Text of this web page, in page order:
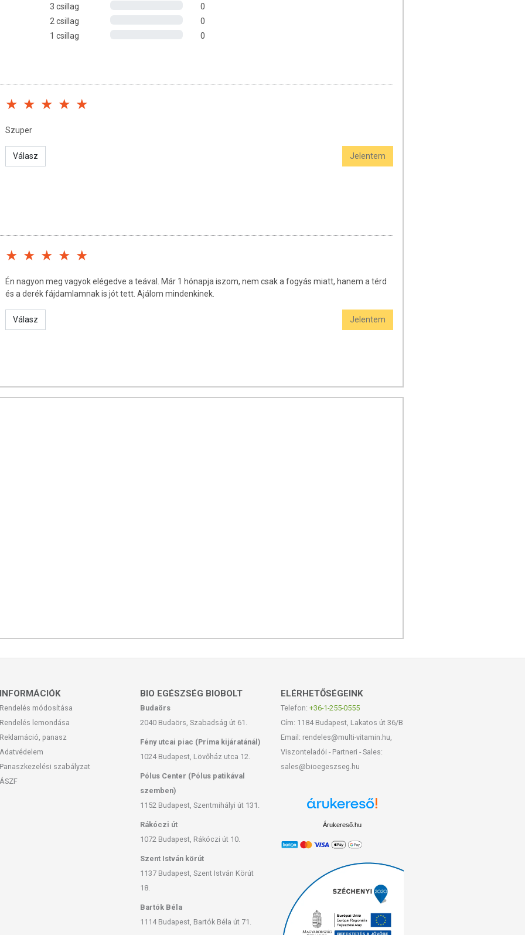
a másik után, mégsem mozdul a mérleg nyelve?
jön vissza?
pedig a Természet patikájában számos csodálatos
a kilókkal és a centiméterekkel folytatott harcban,
TEÁT?
utáni vágyat
antibakteriális összetevőkkel
de nem okoz hasmenést
energiát és koncentrációt a fogyókúrához, a mozgáshoz
egészségéről is gondoskodhatsz.
készítmény, alkalmazása nem helyettesíti, az
testmozgást, vagy a szükséges orvosi kezelést!
szembeni túlérzékenység esetén a tea fogyasztása nem
mielőtt megrendeled.
a jól megtervezett és meglepően finom keverékben,
termék, nem tartalmaz allergén anyagokat vagy
hozzáadott aromák sem, ezért fogyasztása biztonságos,
vagy hasmenést.
TEAKEVERÉK ÖSSZETEVŐI?
régóta ismertek az egészségre kifejtett jótékony
hatását rengeteg kutatás igazolja,
szokták emlegetni,
, a telítettség érzetét kelti és
, serkenti a vérkeringést és hatékonyan emeli a testhőt,
támogatja az emésztőrendszer méregtelenítő
gyógynövény hatóanyagainak beépülését, ezzel is növelve a
emésztés-zsírégetés témakörben jeleskednek. Jó ha
a mate és a zöld tea pl. rengeteg vitamint, antioxidánst,
3 csillag
0
2 csillag
0
1 csillag
0
Szuper
Válasz Jelentem
Én nagyon meg vagyok elégedve a teával. Már 1 hónapja iszom, nem csak a fogyás miatt, hanem a térd
és a derék fájdamlamnak is jót tett. Ajálom mindenkinek.
Válasz Jelentem
INFORMÁCIÓK
Rendelés módosítása
Rendelés lemondása
Reklamáció, panasz
Adatvédelem
Panaszkezelési szabályzat
ÁSZF
BIO EGÉSZSÉG BIOBOLT
Budaörs
2040 Budaörs, Szabadság út 61.
Fény utcai piac (Príma kijáratánál)
1024 Budapest, Lövőház utca 12.
Pólus Center (Pólus patikával
szemben)
1152 Budapest, Szentmihályi út 131.
Rákóczi út
1072 Budapest, Rákóczi út 10.
Szent István körút
1137 Budapest, Szent István Körút
18.
Bartók Béla
1114 Budapest, Bartók Béla út 71.
ELÉRHETŐSÉGEINK
Telefon: +36-1-255-0555
Cím: 1184 Budapest, Lakatos út 36/B
Email: rendeles@multi-vitamin.hu,
Viszonteladói - Partneri - Sales:
sales@bioegeszseg.hu
Árukereső.hu